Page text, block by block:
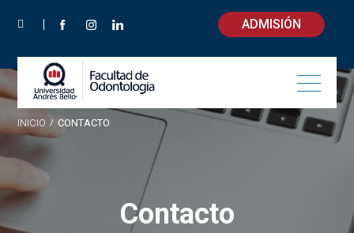
ADMISIÓN
INICIO / CONTACTO
Contacto